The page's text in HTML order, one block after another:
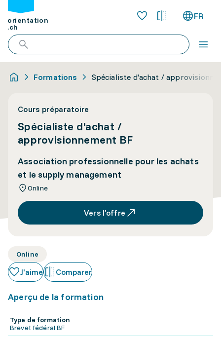
orientation
.ch
FR
Formations Spécialiste d'achat /
Cours préparatoire
Spécialiste d'achat /
approvisionnement BF
Association professionnelle pour les achats
et le supply management
Online
Vers l’offre
Online
J'aime Comparer
Aperçu de la formation
Type de formation
Brevet fédéral BF